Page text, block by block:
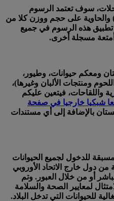
سوف تعتمد الرسوم
والحاوية على حجم ووزن كلا من
تطبيق هذه الرسوم في جميع
أمتعة مسجلة أخرى.
ومعكم حيوانات، وطيور،
ومنتجات الألبان وغيرها)،
واللقاحات، فيتعين عليكم
شبكيا خارجيا في صفحة
بالإضافة إلى أي مستندات
للدخول لجميع الحيوانات
من دول خارج الاتحاد الأوروبي
أو من خلال العبور. وتم
لمعايير الصحة والسلامة
للحيوانات التي تدخل البلاد.